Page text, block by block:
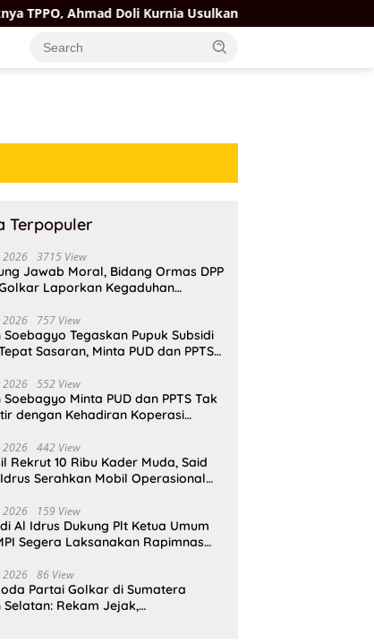
Doli Kurnia Usulkan Posko Pengaduan bagi Korban
Terpopuler
2026 3715 View
Jawab Moral, Bidang Ormas DPP
Laporkan Kegaduhan
2026 757 View
Soebagyo Tegaskan Pupuk Subsidi
Sasaran, Minta PUD dan PPTS
2026 552 View
Soebagyo Minta PUD dan PPTS Tak
dengan Kehadiran Koperasi
2026 442 View
Rekrut 10 Ribu Kader Muda, Said
Serahkan Mobil Operasional
2026 159 View
Al Idrus Dukung Plt Ketua Umum
Segera Laksanakan Rapimnas
2026 86 View
Partai Golkar di Sumatera
Selatan: Rekam Jejak,